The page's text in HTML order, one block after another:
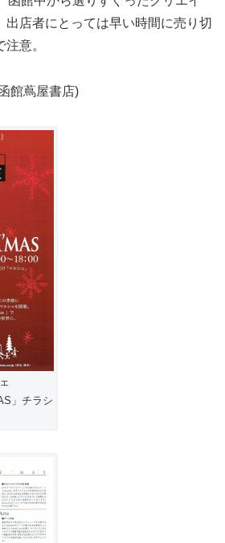
出店者にとっては早い時間に売り切
意。
館蔦屋書店)
」チラシ